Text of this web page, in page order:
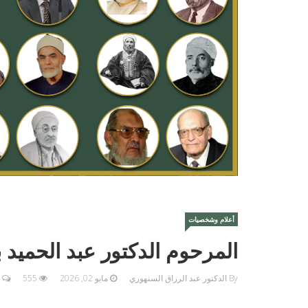
أعلام وشخصيات
المرحوم الدكتور عبد
By الدكتور عبد الرزاق السنهوري مايو 02, 2026